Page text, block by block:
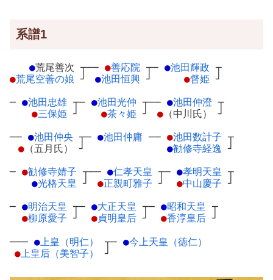
系譜1
●荒尾善次 ┬
●荒尾空善の娘 ┘
── ●善応院 ┬
●池田恒興 ┘
─ ●池田輝政 ┬
●督姫 ┘
─ ●池田忠雄 ┬
●三保姫 ┘
─ ●池田光仲 ┬
●茶々姫 ┘
── ●池田仲澄 ┬
● （中川氏） ┘
── ●池田仲央 ┬
● （五月氏） ┘
─ ●池田仲庸 ── ●池田数計子 ┬
●勧修寺経逸 ┘
─ ●勧修寺婧子 ┬
●光格天皇 ┘
── ●仁孝天皇 ┬
●正親町雅子 ┘
─ ●孝明天皇 ┬
●中山慶子 ┘
─ ●明治天皇 ┬
●柳原愛子 ┘
─ ●大正天皇 ┬
●貞明皇后 ┘
─ ●昭和天皇 ┬
●香淳皇后 ┘
─── ● 上皇（明仁）
┬
● 上皇后（美智子） ┘
─ ●今上天皇（徳仁）